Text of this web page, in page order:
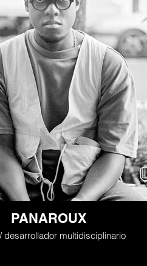
PANAROUX
desarrollador multidisciplinario